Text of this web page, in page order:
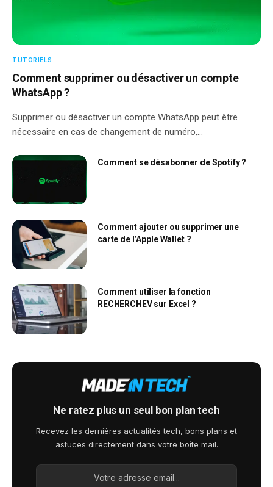
TUTORIELS
Comment supprimer ou désactiver un compte
WhatsApp ?
Supprimer ou désactiver un compte WhatsApp peut être
nécessaire en cas de changement de numéro,…
Comment se désabonner de Spotify ?
Comment ajouter ou supprimer une
carte de l’Apple Wallet ?
Comment utiliser la fonction
RECHERCHEV sur Excel ?
Ne ratez plus un seul bon plan tech
Recevez les dernières actualités tech, bons plans et
astuces directement dans votre boîte mail.